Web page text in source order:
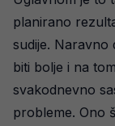
planirano
sudije. Naravno
biti bolje i na
svakodnevno
probleme. Ono